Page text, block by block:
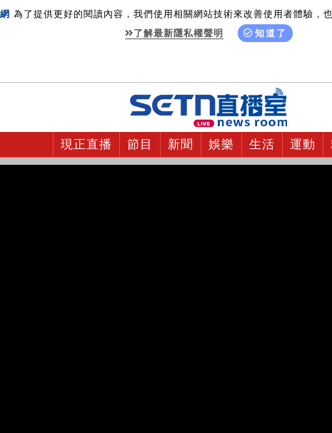
為了提供更好的閱讀內容，我們使用相關網站技術來改善使用者體驗，
了解最新隱私權聲明
知道了
現正直播 節目 新聞 娛樂 生活 運動